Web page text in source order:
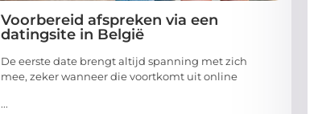
Voorbereid afspreken via een
datingsite in België
De eerste date brengt altijd spanning met zich
mee, zeker wanneer die voortkomt uit online
...